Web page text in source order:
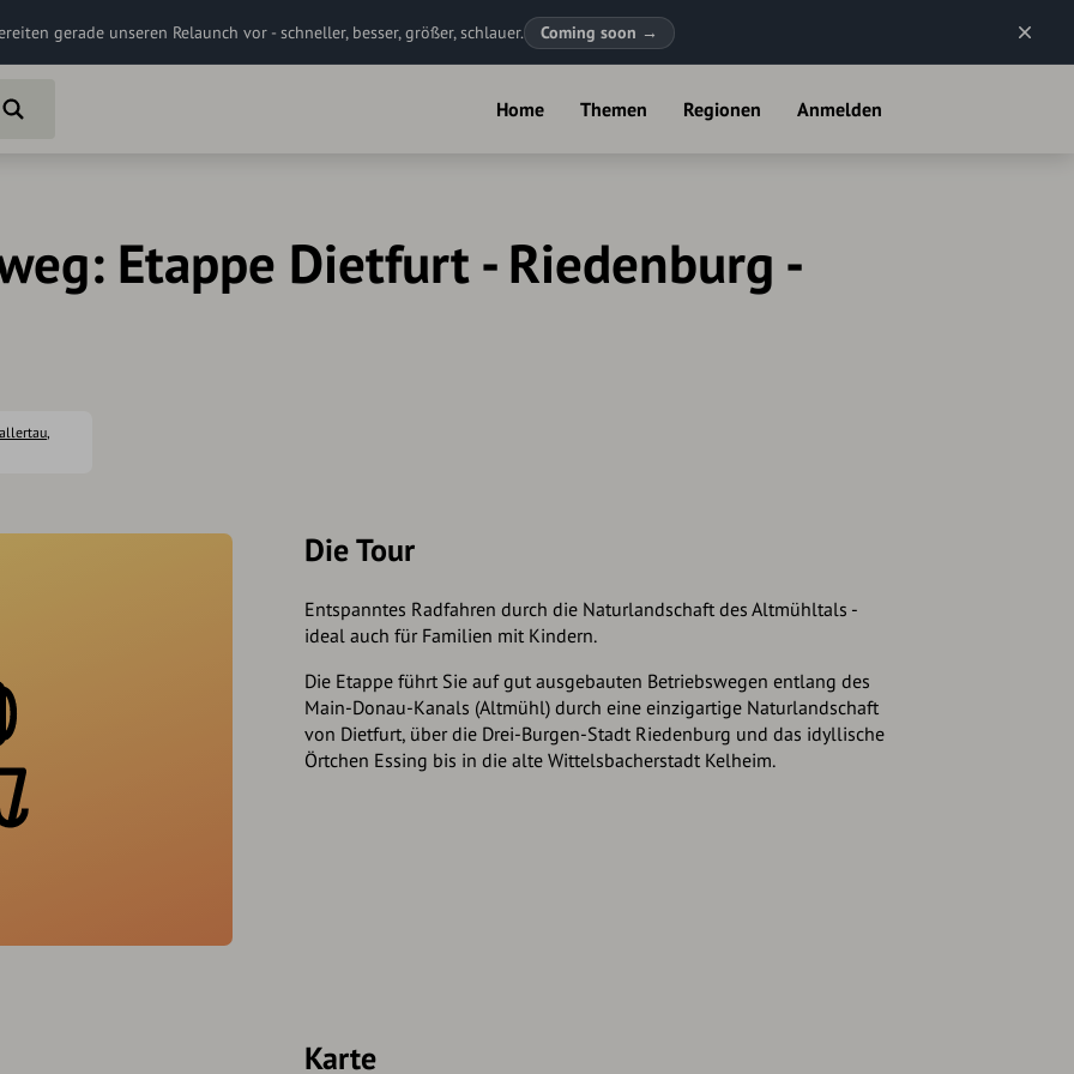
gerade unseren Relaunch vor - schneller, besser, größer, schlauer. Coming soon →
Home Themen Regionen Anmelden
Etappe Dietfurt - Riedenburg -
,
Die Tour
Entspanntes Radfahren durch die Naturlandschaft des Altmühltals -
ideal auch für Familien mit Kindern.
Die Etappe führt Sie auf gut ausgebauten Betriebswegen entlang des
Main-Donau-Kanals (Altmühl) durch eine einzigartige Naturlandschaft
von Dietfurt, über die Drei-Burgen-Stadt Riedenburg und das idyllische
Örtchen Essing bis in die alte Wittelsbacherstadt Kelheim.
Karte